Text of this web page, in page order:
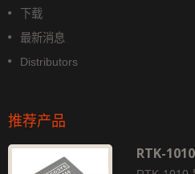
下载
最新消息
Distributors
推荐产品
RTK-1010